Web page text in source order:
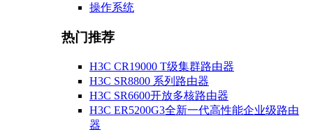
操作系统
热门推荐
H3C CR19000 T级集群路由器
H3C SR8800 系列路由器
H3C SR6600开放多核路由器
H3C ER5200G3全新一代高性能企业级路由
器